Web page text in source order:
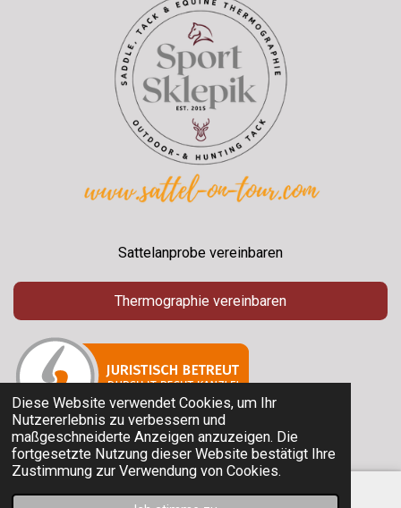
Diese Website verwendet Cookies, um Ihr
Nutzererlebnis zu verbessern und
maßgeschneiderte Anzeigen anzuzeigen. Die
fortgesetzte Nutzung dieser Website bestätigt Ihre
Zustimmung zur Verwendung von Cookies.
Sattelanprobe vereinbaren
Thermographie vereinbaren
© 2025 Sport Sklepik